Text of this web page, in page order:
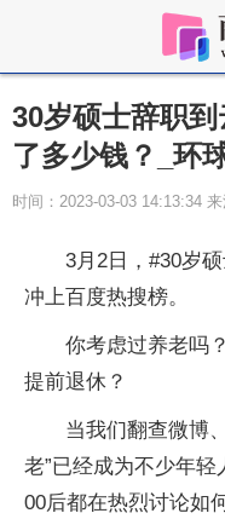
30岁硕士辞职
了多少钱？_环
时间：2023-03-03 14:13:34
3月2日，#30岁
冲上百度热搜榜。
你考虑过养老吗
提前退休？
当我们翻查微博
老”已经成为不少年
00后都在热烈讨论如